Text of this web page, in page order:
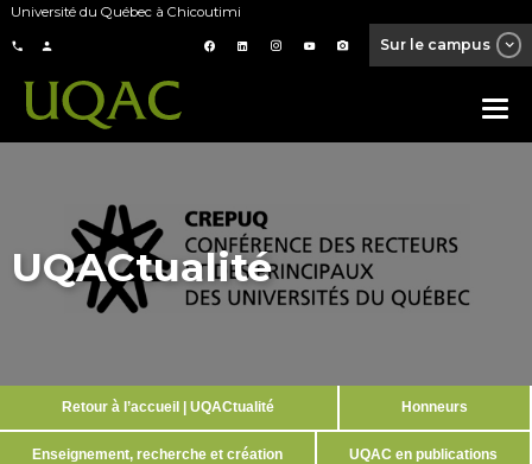
Université du Québec à Chicoutimi
Sur le campus
UQACtualité
Retour à l’accueil | UQACtualité Honneurs
Enseignement, recherche et création UQAC en publications